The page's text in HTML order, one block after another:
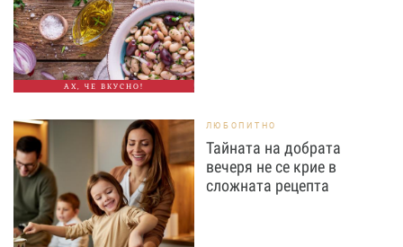
АХ, ЧЕ ВКУСНО!
ЛЮБОПИТНО
Тайната на добрата
вечеря не се крие в
сложната рецепта